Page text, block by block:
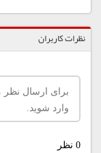
نظرات کاربران